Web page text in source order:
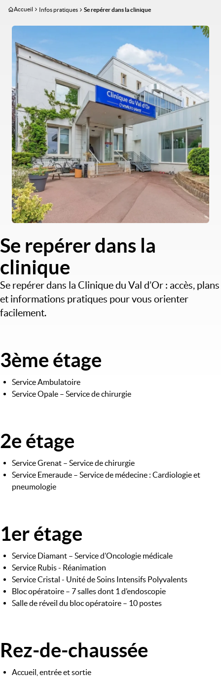
Aller
contenu
principal
Accueil Infos pratiques Se repérer dans la clinique
Se repérer dans la
clinique
Se repérer dans la Clinique du Val d’Or : accès, plans
et informations pratiques pour vous orienter
facilement.
Image
3ème étage
Service Ambulatoire
Service Opale – Service de chirurgie
Image
2e étage
Service Grenat – Service de chirurgie
Service Emeraude – Service de médecine : Cardiologie et
pneumologie
Image
1er étage
Service Diamant – Service d’Oncologie médicale
Service Rubis - Réanimation
Service Cristal - Unité de Soins Intensifs Polyvalents
Bloc opératoire – 7 salles dont 1 d’endoscopie
Salle de réveil du bloc opératoire – 10 postes
Image
Rez-de-chaussée
Accueil, entrée et sortie